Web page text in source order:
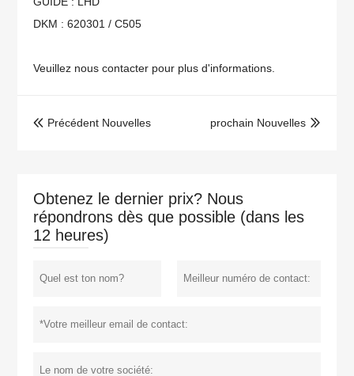
DKM :620301 / C505
Veuillez nous contacter pour plus d'informations.
 Précédent Nouvelles 
prochain Nouvelles
Obtenez le dernier prix? Nous
répondrons dès que possible (dans les
12 heures)